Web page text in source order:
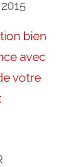
bien
avec
votre